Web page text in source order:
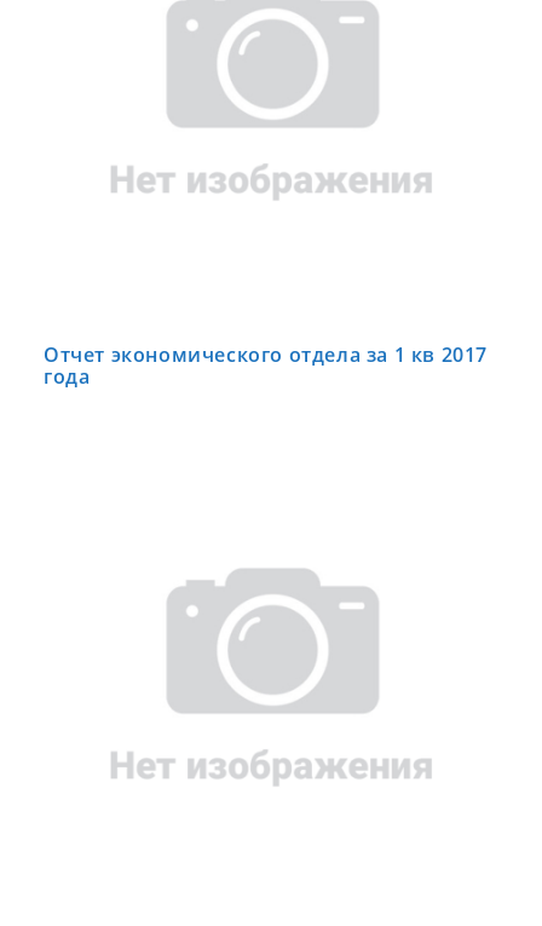
Отчет экономического отдела за 1 кв 2017
года